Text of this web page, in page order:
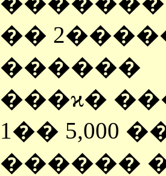
��
������
���ϰ�
1�� 5,000
������